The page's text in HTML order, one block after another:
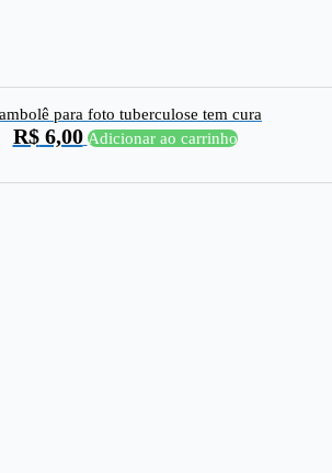
para foto tuberculose tem cura
R$6,00 Adicionar ao carrinho